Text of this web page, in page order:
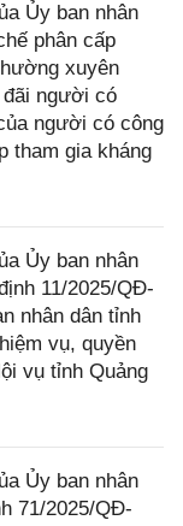
Ủy ban nhân
phân cấp
xuyên
người có
người có công
tham gia kháng
Ủy ban nhân
11/2025/QĐ-
nhân dân tỉnh
vụ, quyền
vụ tỉnh Quảng
Ủy ban nhân
71/2025/QĐ-